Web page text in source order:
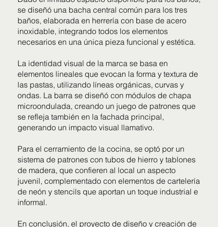
se diseñó una bacha central común para los tres
baños, elaborada en herrería con base de acero
inoxidable, integrando todos los elementos
necesarios en una única pieza funcional y estética.
La identidad visual de la marca se basa en
elementos lineales que evocan la forma y textura de
las pastas, utilizando líneas orgánicas, curvas y
ondas. La barra se diseñó con módulos de chapa
microondulada, creando un juego de patrones que
se refleja también en la fachada principal,
generando un impacto visual llamativo.
Para el cerramiento de la cocina, se optó por un
sistema de patrones con tubos de hierro y tablones
de madera, que confieren al local un aspecto
juvenil, complementado con elementos de cartelería
de neón y stencils que aportan un toque industrial e
informal.
En conclusión, el proyecto de diseño y creación de